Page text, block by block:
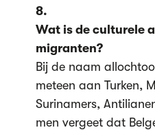
8.
Wat is de culturele
migranten?
Bij de naam
meteen aan Turken,
Surinamers,
men vergeet dat